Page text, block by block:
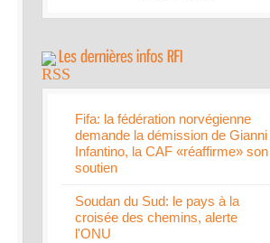
Fifa: la fédération norvégienne
demande la démission de Gianni
Infantino, la CAF «réaffirme» son
soutien
Soudan du Sud: le pays à la
croisée des chemins, alerte
l'ONU